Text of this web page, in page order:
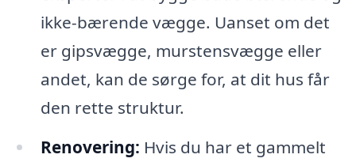
ikke-bærende vægge. Uanset om det
er gipsvægge, murstensvægge eller
andet, kan de sørge for, at dit hus får
den rette struktur.
Renovering: Hvis du har et gammelt